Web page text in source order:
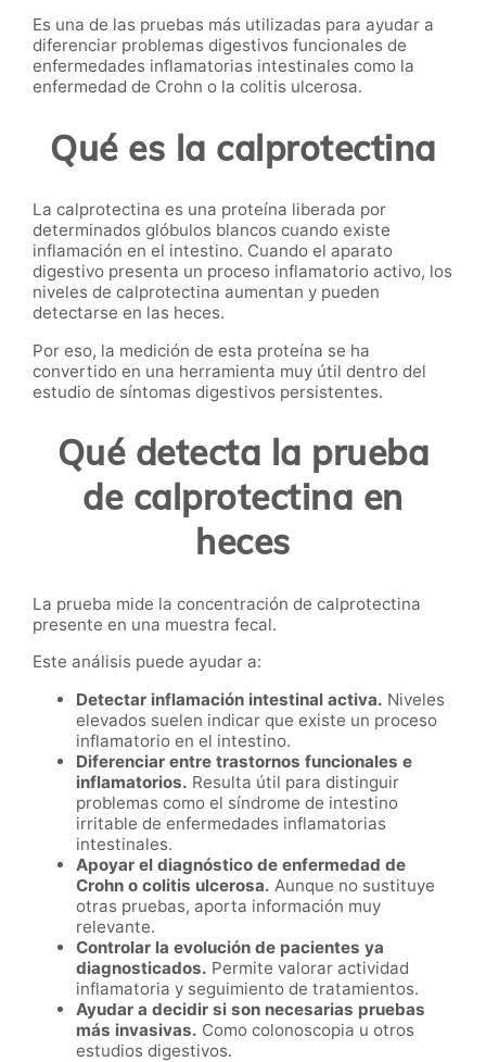
Es una de las pruebas más utilizadas para ayudar a
diferenciar problemas digestivos funcionales de
enfermedades inflamatorias intestinales como la
enfermedad de Crohn o la colitis ulcerosa.
Qué es la calprotectina
La calprotectina es una proteína liberada por
determinados glóbulos blancos cuando existe
inflamación en el intestino. Cuando el aparato
digestivo presenta un proceso inflamatorio activo, los
niveles de calprotectina aumentan y pueden
detectarse en las heces.
Por eso, la medición de esta proteína se ha
convertido en una herramienta muy útil dentro del
estudio de síntomas digestivos persistentes.
Qué detecta la prueba
de calprotectina en
heces
La prueba mide la concentración de calprotectina
presente en una muestra fecal.
Este análisis puede ayudar a:
Detectar inflamación intestinal activa. Niveles
elevados suelen indicar que existe un proceso
inflamatorio en el intestino.
Diferenciar entre trastornos funcionales e
inflamatorios. Resulta útil para distinguir
problemas como el síndrome de intestino
irritable de enfermedades inflamatorias
intestinales.
Apoyar el diagnóstico de enfermedad de
Crohn o colitis ulcerosa. Aunque no sustituye
otras pruebas, aporta información muy
relevante.
Controlar la evolución de pacientes ya
diagnosticados. Permite valorar actividad
inflamatoria y seguimiento de tratamientos.
Ayudar a decidir si son necesarias pruebas
más invasivas. Como colonoscopia u otros
estudios digestivos.